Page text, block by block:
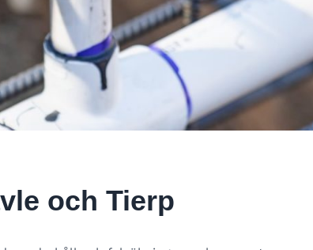
och Tierp